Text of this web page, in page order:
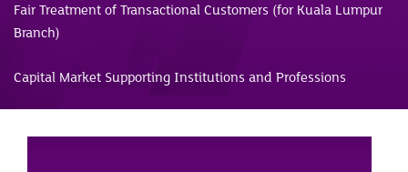
Fair Treatment of Transactional Customers (for Kuala Lumpur
Branch)
Capital Market Supporting Institutions and Professions